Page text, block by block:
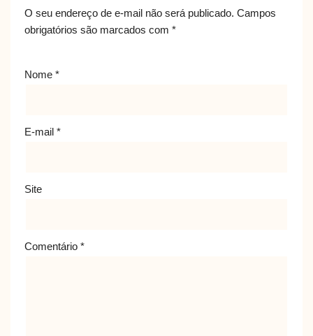
O seu endereço de e-mail não será publicado. Campos
obrigatórios são marcados com *
Nome *
E-mail *
Site
Comentário *